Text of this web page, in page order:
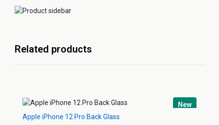
Related products
New
Apple iPhone 12 Pro Back Glass